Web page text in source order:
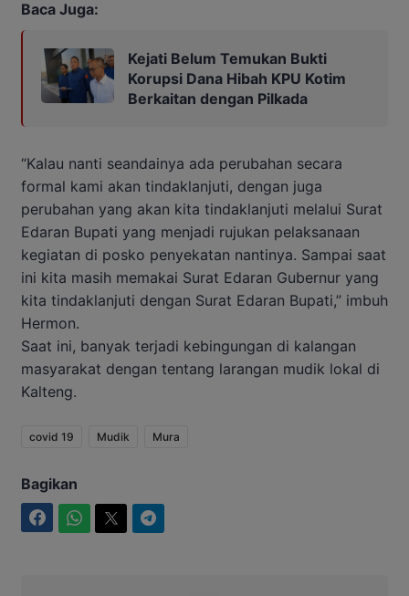
Baca Juga:
Kejati Belum Temukan Bukti
Korupsi Dana Hibah KPU Kotim
Berkaitan dengan Pilkada
“Kalau nanti seandainya ada perubahan secara
formal kami akan tindaklanjuti, dengan juga
perubahan yang akan kita tindaklanjuti melalui Surat
Edaran Bupati yang menjadi rujukan pelaksanaan
kegiatan di posko penyekatan nantinya. Sampai saat
ini kita masih memakai Surat Edaran Gubernur yang
kita tindaklanjuti dengan Surat Edaran Bupati,” imbuh
Hermon.
Saat ini, banyak terjadi kebingungan di kalangan
masyarakat dengan tentang larangan mudik lokal di
Kalteng.
covid 19 Mudik Mura
Bagikan